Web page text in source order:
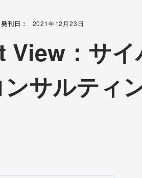
発刊日： 2021年12月23日
View：サ
サルティ